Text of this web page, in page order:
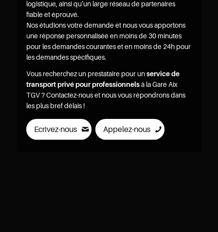
logistique, ainsi qu’un large réseau de partenaires
fiable et éprouvé.
Nos étudions votre demande et nous vous apportons
une réponse personnalisée en moins de 30 minutes
pour les demandes courantes et en moins de 24h pour
les demandes spécifiques.
Vous recherchez un prestataire pour un service de
transport privé pour professionnels à la Gare Aix
TGV ? Contactez-nous et nous vous répondrons dans
les plus bref délais !
Ecrivez-nous Appelez-nous